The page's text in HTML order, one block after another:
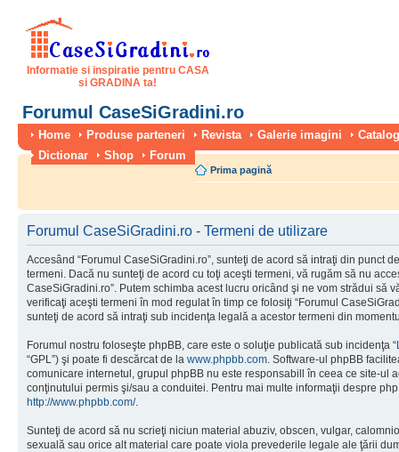
Informatie si inspiratie pentru CASA
si GRADINA ta!
Forumul CaseSiGradini.ro
Home Produse parteneri Revista Galerie imagini
Dictionar
Shop Forum
Prima pagină
Forumul CaseSiGradini.ro - Termeni de utilizare
Accesând “Forumul CaseSiGradini.ro”, sunteţi de acord să intraţi din punct
termeni. Dacă nu sunteţi de acord cu toţi aceşti termeni, vă rugăm să nu
CaseSiGradini.ro”. Putem schimba acest lucru oricând şi ne vom strădui să
verificaţi aceşti termeni în mod regulat în timp ce folosiţi “Forumul
sunteţi de acord să intraţi sub incidenţa legală a acestor termeni din
Forumul nostru foloseşte phpBB, care este o soluţie publicată sub incidenţa “
“GPL”) şi poate fi descărcat de la www.phpbb.com. Software-ul phpBB
comunicare internetul, grupul phpBB nu este responsabill în ceea ce site-ul
conţinutului permis şi/sau a conduitei. Pentru mai multe informaţii despre
http://www.phpbb.com/.
Sunteţi de acord să nu scrieţi niciun material abuziv, obscen, vulgar,
sexuală sau orice alt material care poate viola prevederile legale ale ţării